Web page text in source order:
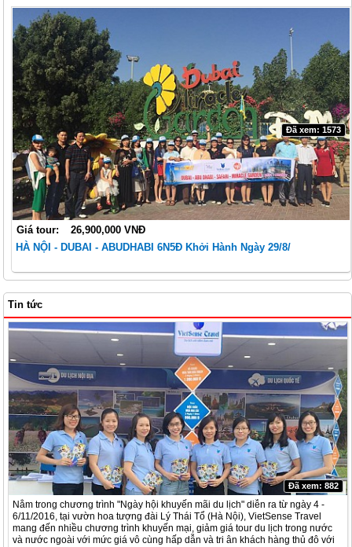
Giá tour: 26,900,000 VNĐ
Đã xem: 1573
HÀ NỘI - DUBAI - ABUDHABI 6N5Đ Khởi Hành Ngày 29/8/
Tin tức
Nằm trong chương trình "Ngày hội khuyến mãi du lịch" diễn ra từ ngày 4 -
6/11/2016, tại vườn hoa tượng đài Lý Thái Tổ (Hà Nội), VietSense Travel
mang đến nhiều chương trình khuyến mại, giảm giá tour du lịch trong nước
và nước ngoài với mức giá vô cùng hấp dẫn và tri ân khách hàng thủ đô với
Đã xem: 882